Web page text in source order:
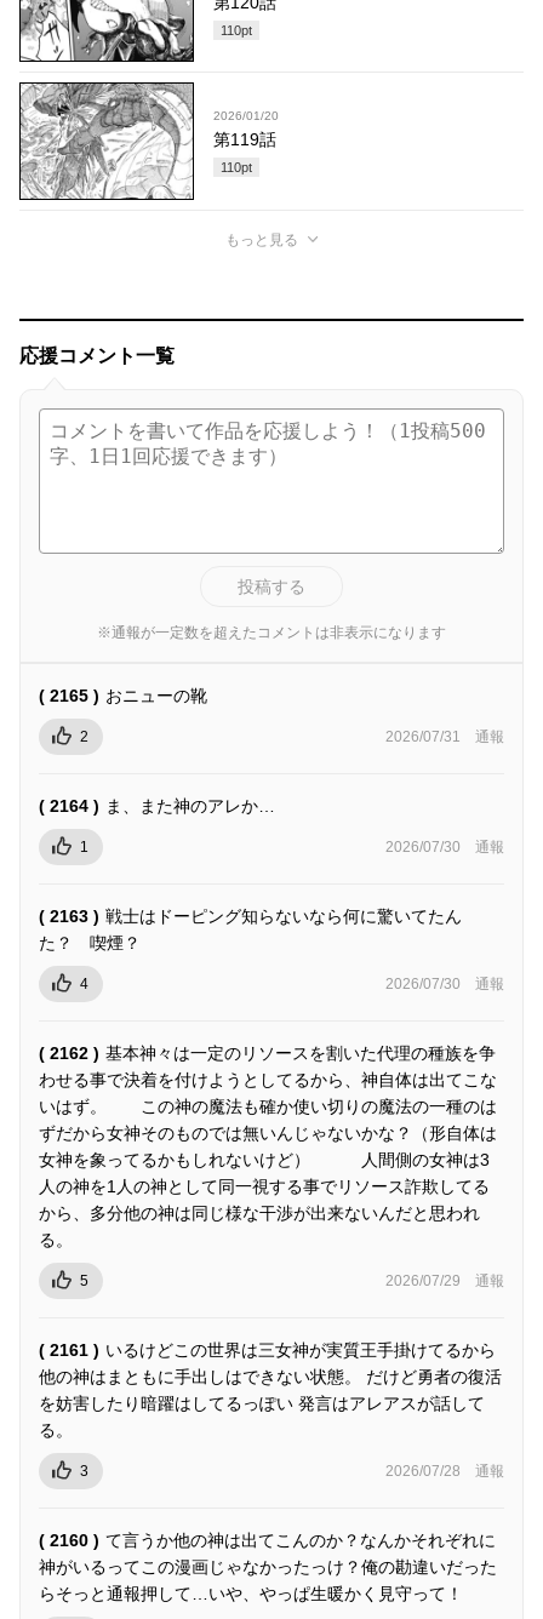
110pt
2026/01/20
第119話
110pt
もっと見る
応援コメント一覧
投稿する
※通報が一定数を超えたコメントは非表示になります
( 2165 ) おニューの靴
2 2026/07/31 通報
( 2164 ) ま、また神のアレか…
1 2026/07/30 通報
( 2163 ) 戦士はドーピング知らないなら何に驚いてたん
た？ 喫煙？
4 2026/07/30 通報
( 2162 ) 基本神々は一定のリソースを割いた代理の種族を争
わせる事で決着を付けようとしてるから、神自体は出てこな
いはず。 この神の魔法も確か使い切りの魔法の一種のは
ずだから女神そのものでは無いんじゃないかな？（形自体は
女神を象ってるかもしれないけど） 人間側の女神は3
人の神を1人の神として同一視する事でリソース詐欺してる
から、多分他の神は同じ様な干渉が出来ないんだと思われ
る。
5 2026/07/29 通報
( 2161 ) いるけどこの世界は三女神が実質王手掛けてるから
他の神はまともに手出しはできない状態。 だけど勇者の復活
を妨害したり暗躍はしてるっぽい 発言はアレアスが話して
る。
3 2026/07/28 通報
( 2160 ) て言うか他の神は出てこんのか？なんかそれぞれに
神がいるってこの漫画じゃなかったっけ？俺の勘違いだった
らそっと通報押して…いや、やっぱ生暖かく見守って！